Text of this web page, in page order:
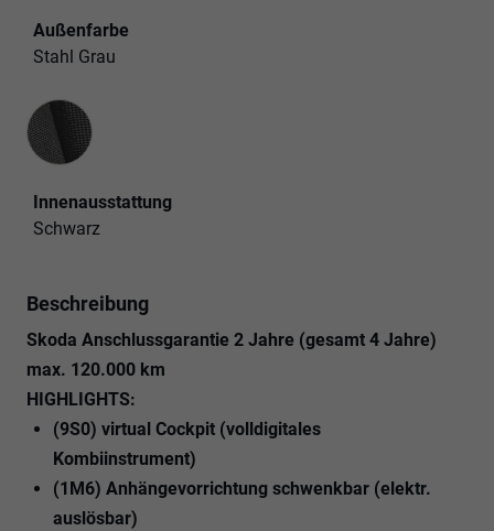
Außenfarbe
Stahl Grau
Innenausstattung
Innenausstattung
Schwarz
Beschreibung
Skoda Anschlussgarantie 2 Jahre (gesamt 4 Jahre)
max. 120.000 km
HIGHLIGHTS:
(9S0) virtual Cockpit (volldigitales
Kombiinstrument)
(1M6) Anhängevorrichtung schwenkbar (elektr.
auslösbar)